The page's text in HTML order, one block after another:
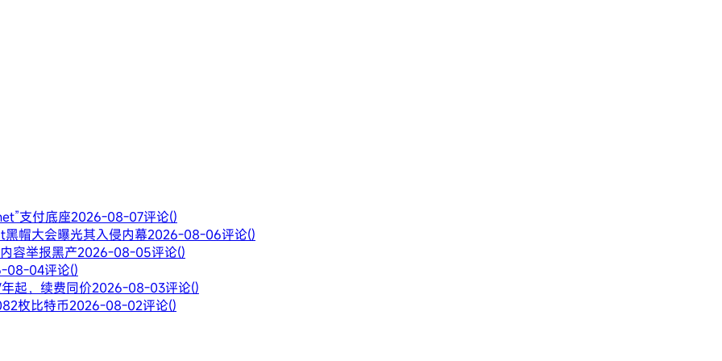
支付底座2026-08-07评论()
帽大会曝光其入侵内幕2026-08-06评论()
容举报黑产2026-08-05评论()
08-04评论()
起，续费同价2026-08-03评论()
枚比特币2026-08-02评论()